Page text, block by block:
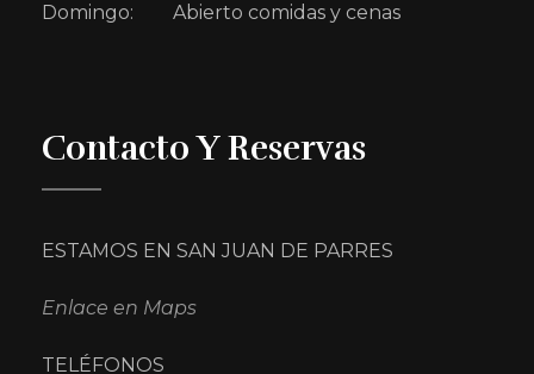
Domingo:
Abierto comidas y cenas
Contacto Y Reservas
ESTAMOS EN SAN JUAN DE PARRES
Enlace en Maps
TELÉFONOS